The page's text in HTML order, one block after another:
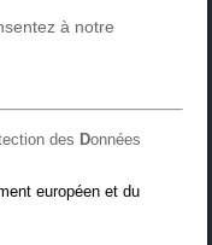
à notre
des Données
européen et du